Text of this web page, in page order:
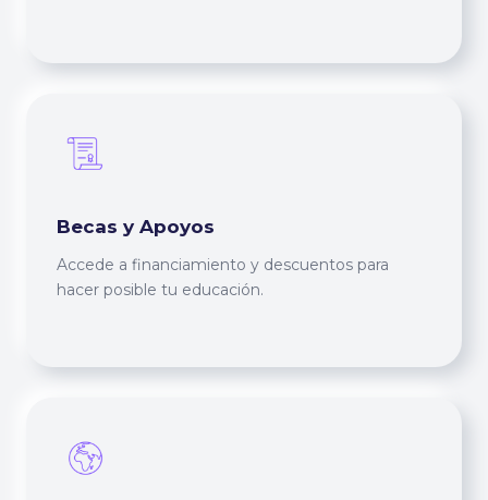
Becas y Apoyos
Accede a financiamiento y descuentos para
hacer posible tu educación.